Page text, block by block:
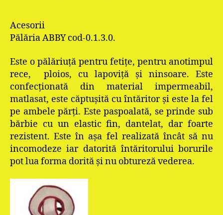
Acesorii
Pălăria ABBY cod-0.1.3.0.
Este o pălăriuţă pentru fetiţe, pentru anotimpul
rece, ploios, cu lapoviţă şi ninsoare. Este
confecţionată din material impermeabil,
matlasat, este căptuşită cu întăritor şi este la fel
pe ambele părţi. Este paspoalată, se prinde sub
bărbie cu un elastic fin, dantelat, dar foarte
rezistent. Este în aşa fel realizată încât să nu
incomodeze iar datorită întăritorului borurile
pot lua forma dorită şi nu obtureză vederea.